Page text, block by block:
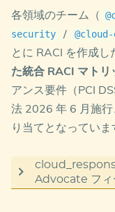
v1.1 でワークロ
100%≒表記で修
画ドキュメントの
Devil’s Advocate
例です。
ください。
中で自律的に
移行パス:
導 → Phase 2
に応じて段階
人員計画（
トナー 10〜
応じて連邦チ
Landing Zone
Devil’s Advocate
各領域のチーム（
security
/
とに RACI を作成し
た統合 RACI マトリ
アンス要件（PCI
法 2026 年 6 月施
り当てとなっていま
Advocate フィ